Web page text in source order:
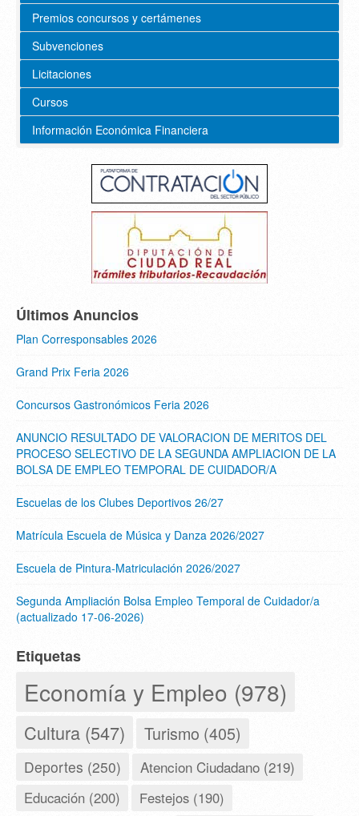
Premios concursos y certámenes
Subvenciones
Licitaciones
Cursos
Información Económica Financiera
Últimos Anuncios
Plan Corresponsables 2026
Grand Prix Feria 2026
Concursos Gastronómicos Feria 2026
ANUNCIO RESULTADO DE VALORACION DE MERITOS DEL
PROCESO SELECTIVO DE LA SEGUNDA AMPLIACION DE LA
BOLSA DE EMPLEO TEMPORAL DE CUIDADOR/A
Escuelas de los Clubes Deportivos 26/27
Matrícula Escuela de Música y Danza 2026/2027
Escuela de Pintura-Matriculación 2026/2027
Segunda Ampliación Bolsa Empleo Temporal de Cuidador/a
(actualizado 17-06-2026)
Etiquetas
Economía y Empleo (978)
Cultura (547) Turismo (405)
Deportes (250) Atencion Ciudadano (219)
Educación (200) Festejos (190)